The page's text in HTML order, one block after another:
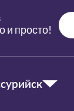
и просто!